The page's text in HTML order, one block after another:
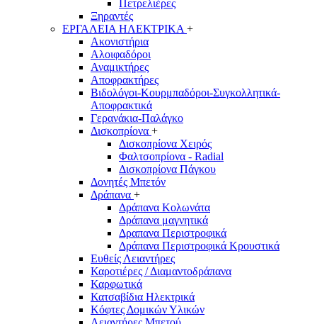
Πετρελιέρες
Ξηραντές
ΕΡΓΑΛΕΙΑ ΗΛΕΚΤΡΙΚΑ +
Ακονιστήρια
Αλοιφαδόροι
Αναμικτήρες
Αποφρακτήρες
Βιδολόγοι-Κουρμπαδόροι-Συγκολλητικά-
Αποφρακτικά
Γερανάκια-Παλάγκο
Δισκοπρίονα +
Δισκοπρίονα Χειρός
Φαλτσοπρίονα - Radial
Δισκοπρίονα Πάγκου
Δονητές Μπετόν
Δράπανα +
Δράπανα Κολωνάτα
Δράπανα μαγνητικά
Δραπανα Περιστροφικά
Δράπανα Περιστροφικά Κρουστικά
Ευθείς Λειαντήρες
Καροτιέρες / Διαμαντοδράπανα
Καρφωτικά
Κατσαβίδια Ηλεκτρικά
Κόφτες Δομικών Υλικών